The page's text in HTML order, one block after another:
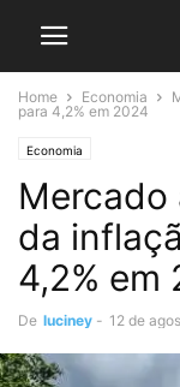
Home Economia
para 4,2% em 2024
Economia
Mercado
da
4,2% em
De luciney - 12 de